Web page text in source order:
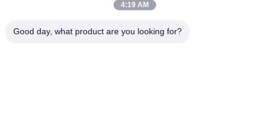
Zeskantboutkop trimmatrijs spiegelpolijsten voor en na
4:19 AM
Good day, what product are you looking for?